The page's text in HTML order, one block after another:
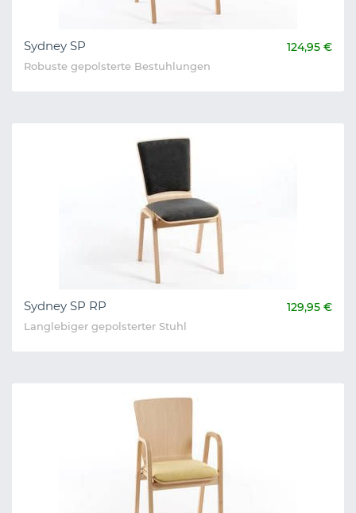
Sydney SP 124,95 €
Robuste gepolsterte Bestuhlungen
Sydney SP RP 129,95 €
Langlebiger gepolsterter Stuhl